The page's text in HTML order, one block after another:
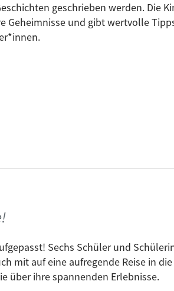
geschrieben werden. Die
Geheimnisse und gibt wertvolle
Sechs Schüler und
mit auf eine aufregende Reise in
über ihre spannenden Erlebnisse.